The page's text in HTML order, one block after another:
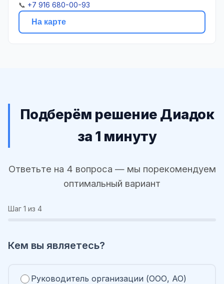
📞 +7 916 680-00-93
На карте
Подберём решение Диадок
за 1 минуту
Ответьте на 4 вопроса — мы порекомендуем
оптимальный вариант
Шаг 1 из 4
Кем вы являетесь?
Руководитель организации (ООО, АО)